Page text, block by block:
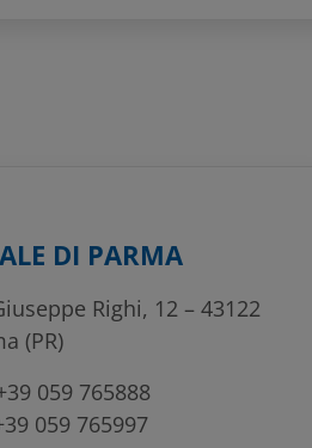
DI PARMA
Righi, 12 – 43122
(PR)
059 765888
059 765997